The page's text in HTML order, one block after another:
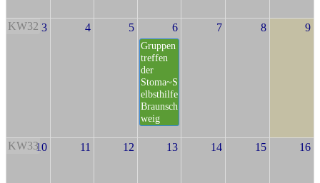
KW32 3 4 5 6
Gruppen
treffen
der
Stoma~S
elbsthilfe
Braunsch
weig
7 8 9
KW3310 11 12 13 14 15 16